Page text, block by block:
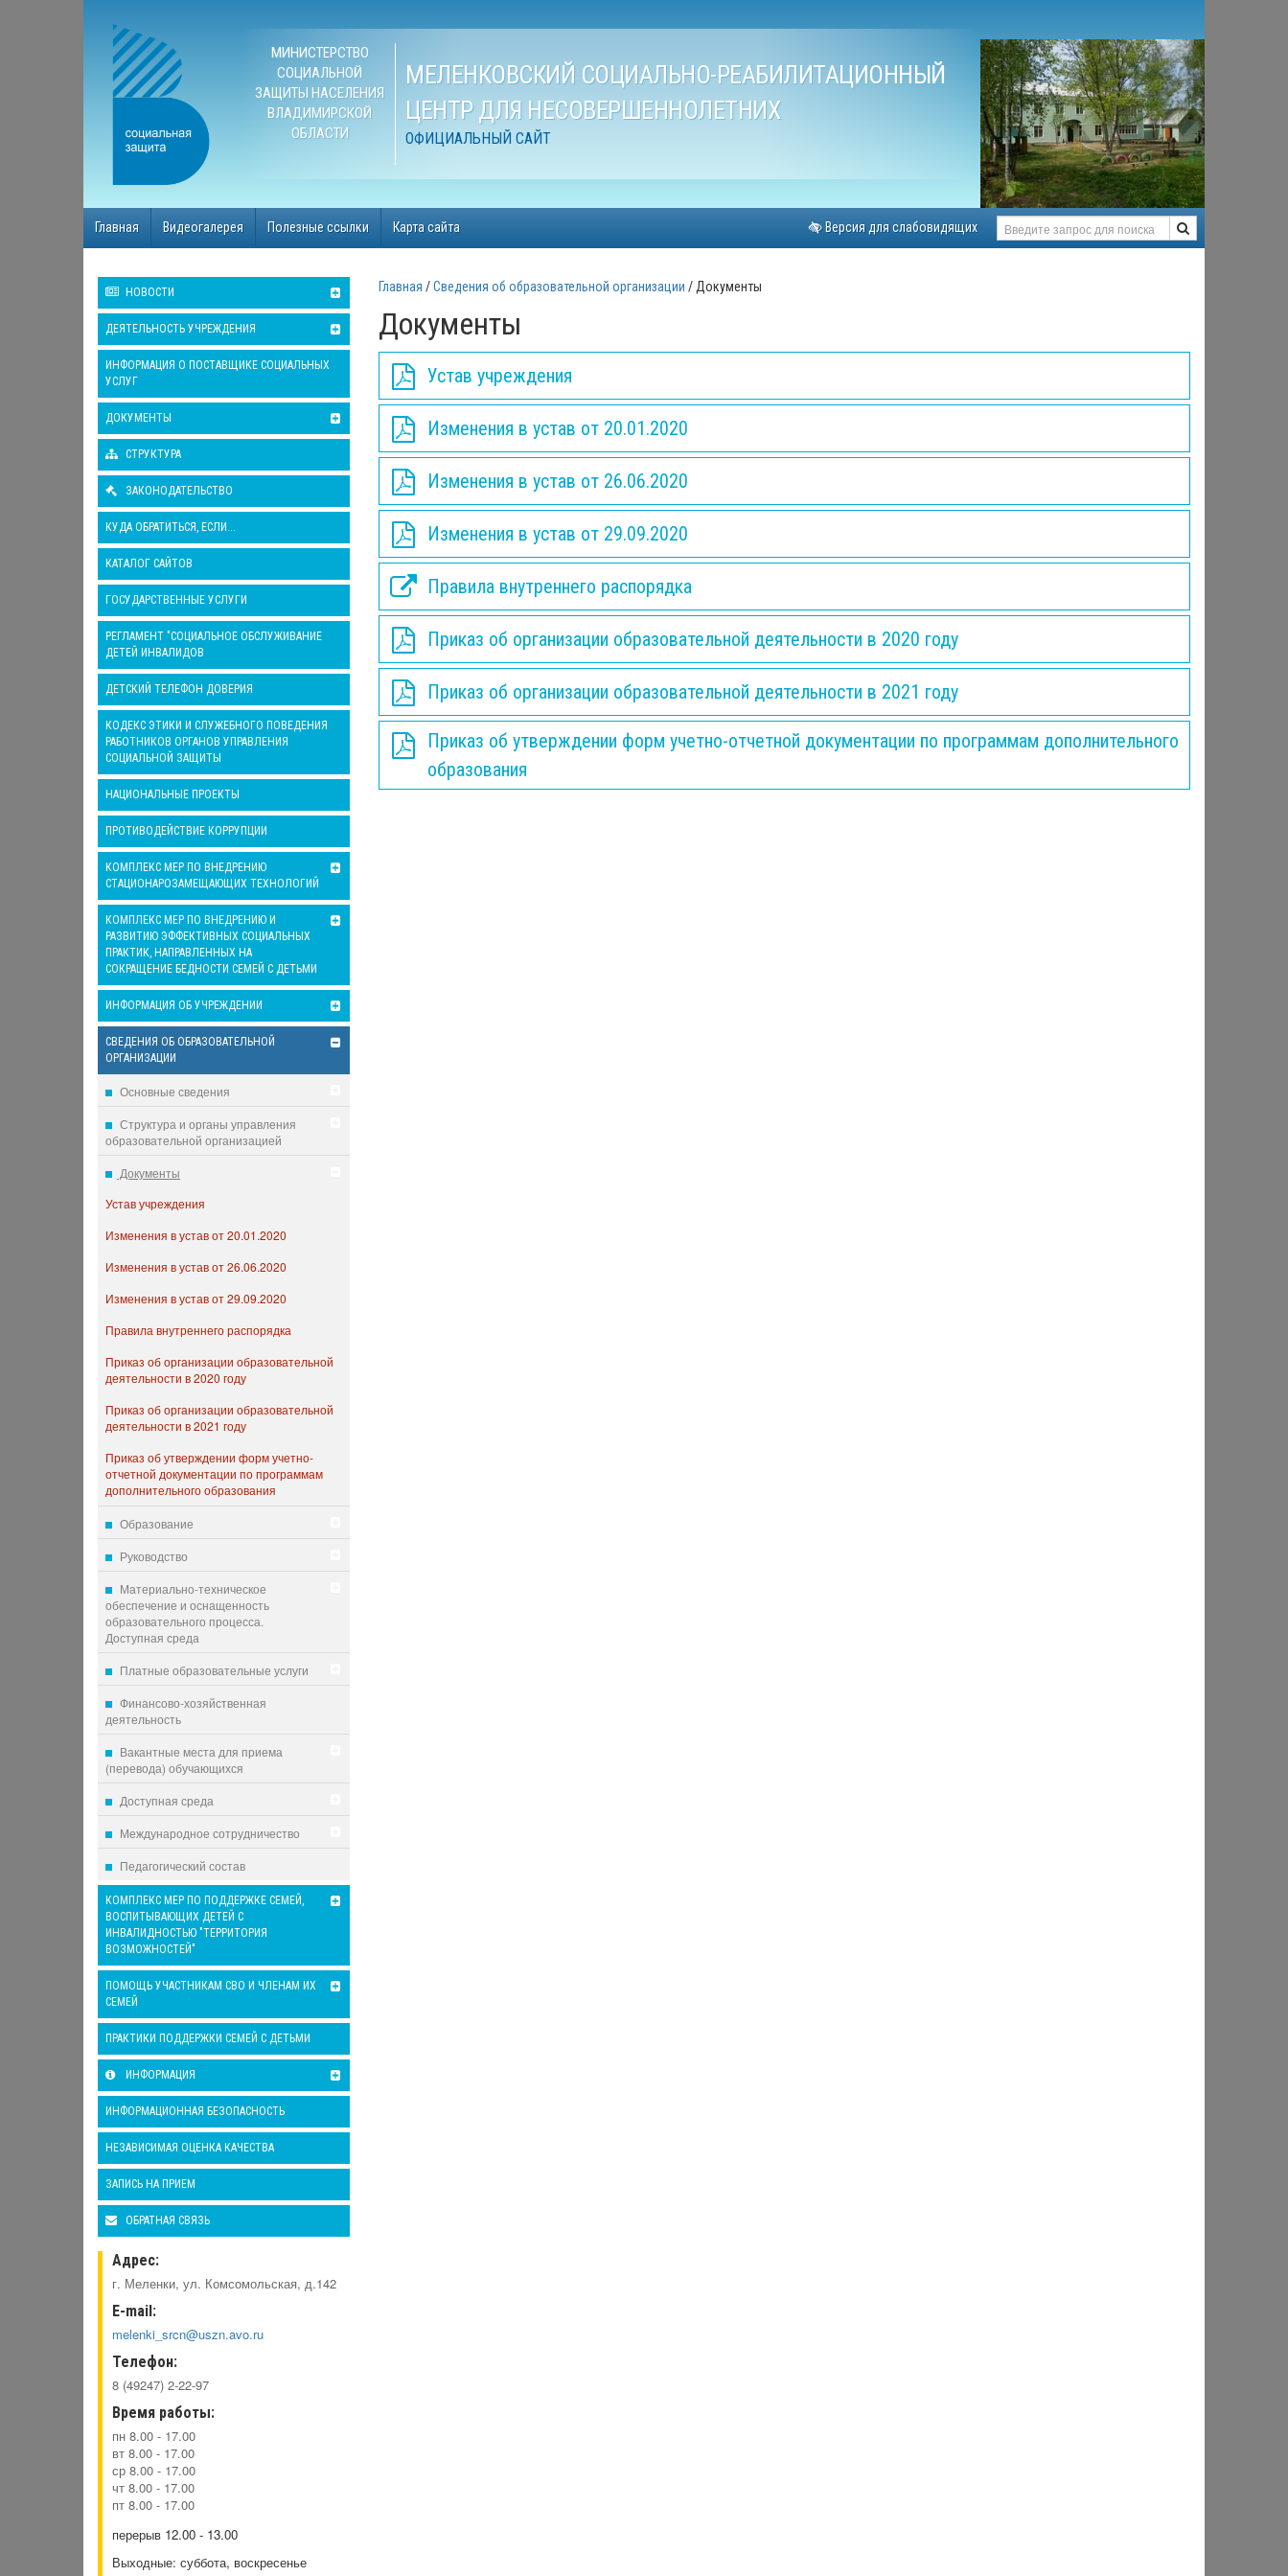
МИНИСТЕРСТВО
СОЦИАЛЬНОЙ
ЗАЩИТЫ НАСЕЛЕНИЯ
ВЛАДИМИРСКОЙ
ОБЛАСТИ
МЕЛЕНКОВСКИЙ СОЦИАЛЬНО-РЕАБИЛИТАЦИОННЫЙ
ЦЕНТР ДЛЯ НЕСОВЕРШЕННОЛЕТНИХ
ОФИЦИАЛЬНЫЙ САЙТ
Главная Видеогалерея Полезные ссылки Карта сайта Версия для слабовидящих
НОВОСТИ
ДЕЯТЕЛЬНОСТЬ УЧРЕЖДЕНИЯ
ИНФОРМАЦИЯ О ПОСТАВЩИКЕ СОЦИАЛЬНЫХ
УСЛУГ
ДОКУМЕНТЫ
СТРУКТУРА
ЗАКОНОДАТЕЛЬСТВО
КУДА ОБРАТИТЬСЯ, ЕСЛИ...
КАТАЛОГ САЙТОВ
ГОСУДАРСТВЕННЫЕ УСЛУГИ
РЕГЛАМЕНТ "СОЦИАЛЬНОЕ ОБСЛУЖИВАНИЕ
ДЕТЕЙ ИНВАЛИДОВ
ДЕТСКИЙ ТЕЛЕФОН ДОВЕРИЯ
КОДЕКС ЭТИКИ И СЛУЖЕБНОГО ПОВЕДЕНИЯ
РАБОТНИКОВ ОРГАНОВ УПРАВЛЕНИЯ
СОЦИАЛЬНОЙ ЗАЩИТЫ
НАЦИОНАЛЬНЫЕ ПРОЕКТЫ
ПРОТИВОДЕЙСТВИЕ КОРРУПЦИИ
КОМПЛЕКС МЕР ПО ВНЕДРЕНИЮ
СТАЦИОНАРОЗАМЕЩАЮЩИХ ТЕХНОЛОГИЙ
КОМПЛЕКС МЕР ПО ВНЕДРЕНИЮ И
РАЗВИТИЮ ЭФФЕКТИВНЫХ СОЦИАЛЬНЫХ
ПРАКТИК, НАПРАВЛЕННЫХ НА
СОКРАЩЕНИЕ БЕДНОСТИ СЕМЕЙ С ДЕТЬМИ
ИНФОРМАЦИЯ ОБ УЧРЕЖДЕНИИ
СВЕДЕНИЯ ОБ ОБРАЗОВАТЕЛЬНОЙ
ОРГАНИЗАЦИИ
Основные сведения
Структура и органы управления
образовательной организацией
Документы
Устав учреждения
Изменения в устав от 20.01.2020
Изменения в устав от 26.06.2020
Изменения в устав от 29.09.2020
Правила внутреннего распорядка
Приказ об организации образовательной
деятельности в 2020 году
Приказ об организации образовательной
деятельности в 2021 году
Приказ об утверждении форм учетно-
отчетной документации по программам
дополнительного образования
Образование
Руководство
Материально-техническое
обеспечение и оснащенность
образовательного процесса.
Доступная среда
Платные образовательные услуги
Финансово-хозяйственная
деятельность
Вакантные места для приема
(перевода) обучающихся
Доступная среда
Международное сотрудничество
Педагогический состав
КОМПЛЕКС МЕР ПО ПОДДЕРЖКЕ СЕМЕЙ,
ВОСПИТЫВАЮЩИХ ДЕТЕЙ С
ИНВАЛИДНОСТЬЮ "ТЕРРИТОРИЯ
ВОЗМОЖНОСТЕЙ"
ПОМОЩЬ УЧАСТНИКАМ СВО И ЧЛЕНАМ ИХ
СЕМЕЙ
ПРАКТИКИ ПОДДЕРЖКИ СЕМЕЙ С ДЕТЬМИ
ИНФОРМАЦИЯ
ИНФОРМАЦИОННАЯ БЕЗОПАСНОСТЬ
НЕЗАВИСИМАЯ ОЦЕНКА КАЧЕСТВА
ЗАПИСЬ НА ПРИЕМ
ОБРАТНАЯ СВЯЗЬ
Адрес:
г. Меленки, ул. Комсомольская, д.142
E-mail:
melenki_srcn@uszn.avo.ru
Телефон:
8 (49247) 2-22-97
Время работы:
пн 8.00 - 17.00
вт 8.00 - 17.00
ср 8.00 - 17.00
чт 8.00 - 17.00
пт 8.00 - 17.00
перерыв 12.00 - 13.00
Выходные: суббота, воскресенье
Главная Сведения об образовательной организации Документы
Документы
Устав учреждения
Изменения в устав от 20.01.2020
Изменения в устав от 26.06.2020
Изменения в устав от 29.09.2020
Правила внутреннего распорядка
Приказ об организации образовательной деятельности в 2020 году
Приказ об организации образовательной деятельности в 2021 году
Приказ об утверждении форм учетно-отчетной документации по программам дополнительного
образования